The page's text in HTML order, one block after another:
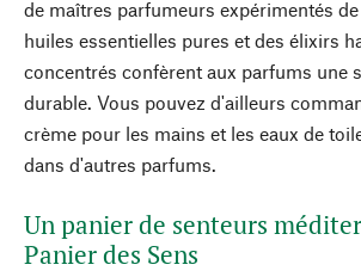
de maîtres parfumeurs expérimentés de
huiles essentielles pures et des élixirs
concentrés confèrent aux parfums une
durable. Vous pouvez d'ailleurs
crème pour les mains et les eaux de
dans d'autres parfums.
Un panier de senteurs
Panier des Sens